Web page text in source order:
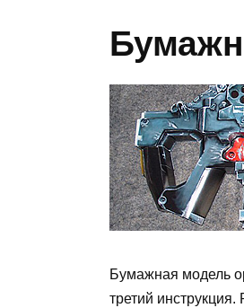
Бумажная модель
третий